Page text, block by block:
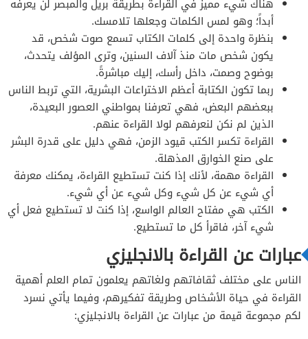
هناك شيء مميز في القراءة بطريقة بريل والمبصر لن يعرفه
أبداً؛ وهو لمس الكلمات وجعلها تلامسك.
بنظرة واحدة إلى كلمات الكتاب تسمع صوت شخص، قد
يكون شخص مات منذ آلاف السنين، وترى المؤلف يتحدث،
بوضوح وصمت، داخل رأسك، إليك مباشرةً.
ربما تكون الكتابة أعظم الاختراعات البشرية، التي تربط الناس
ببعضهم البعض، فهي تعرفنا بمواطني العصور البعيدة،
الذين لم نكن لنعرفهم لولا القراءة عنهم.
القراءة تكسر الكتب قيود الزمن، فهي دليل على قدرة البشر
على صنع الخوارق المذهلة.
القراءة مهمة، لأنك إذا كنت تستطيع القراءة، يمكنك معرفة
أي شيء عن كل شيء وكل شيء عن أي شيء.
الكتب هي مفتاح العالم الواسع، إذا كنت لا تستطيع فعل أي
شيء آخر، فاقرأ كل ما تستطيع.
عبارات عن القراءة بالانجليزي
الناس على مختلف ثقافاتهم ولغاتهم يعلمون تمام العلم أهمية
القراءة في حياة الأشخاص وطريقة تفكيرهم، وفيما يأتي نسرد
لكم مجموعة قيمة من عبارات عن القراءة بالانجليزي: